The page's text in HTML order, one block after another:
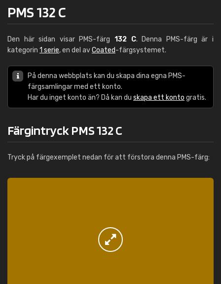
PMS 132 C
Den här sidan visar PMS-färg 132 C. Denna PMS-färg är i
kategorin 1 serie, en del avCoated-färgsystemet.
På denna webbplats kan du skapa dina egna PMS-
färgsamlingar med ett konto.
Har du inget konto än? Då kan du skapa ett konto gratis.
Färgintryck PMS 132 C
Tryck på färgexemplet nedan för att förstora denna PMS-färg: